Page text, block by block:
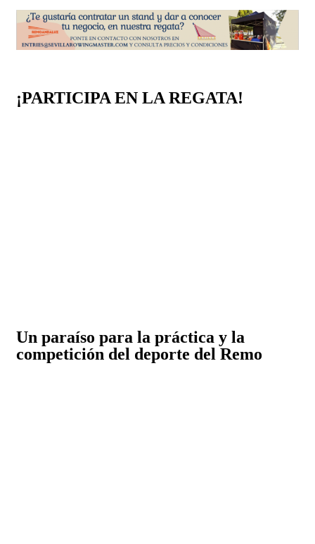
¡PARTICIPA EN LA REGATA!
Un paraíso para la práctica y la
competición del deporte del Remo